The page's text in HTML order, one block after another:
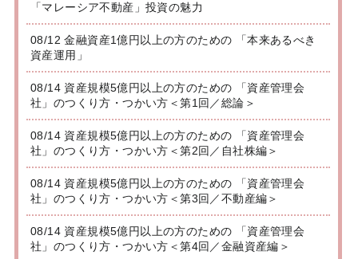
「マレーシア不動産」投資の魅力
08/12 金融資産1億円以上の方のための 「本来あるべき
資産運用」
08/14 資産規模5億円以上の方のための 「資産管理会
社」のつくり方・つかい方＜第1回／総論＞
08/14 資産規模5億円以上の方のための 「資産管理会
社」のつくり方・つかい方＜第2回／自社株編＞
08/14 資産規模5億円以上の方のための 「資産管理会
社」のつくり方・つかい方＜第3回／不動産編＞
08/14 資産規模5億円以上の方のための 「資産管理会
社」のつくり方・つかい方＜第4回／金融資産編＞